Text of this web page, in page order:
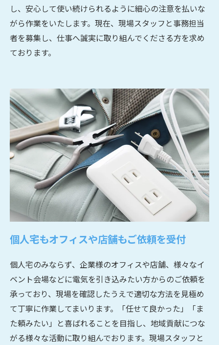
し、安心して使い続けられるように細心の注意を払いな
がら作業をいたします。現在、現場スタッフと事務担当
者を募集し、仕事へ誠実に取り組んでくださる方を求め
ております。
個人宅もオフィスや店舗もご依頼を受付
個人宅のみならず、企業様のオフィスや店舗、様々なイ
ベント会場などに電気を引き込みたい方からのご依頼を
承っており、現場を確認したうえで適切な方法を見極め
て丁寧に作業してまいります。「任せて良かった」「ま
た頼みたい」と喜ばれることを目指し、地域貢献につな
がる様々な活動に取り組んでおります。現場スタッフと